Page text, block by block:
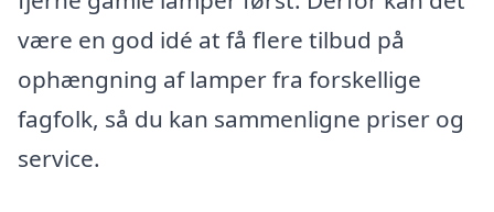
være en god idé at få flere tilbud på
ophængning af lamper fra forskellige
fagfolk, så du kan sammenligne priser og
service.